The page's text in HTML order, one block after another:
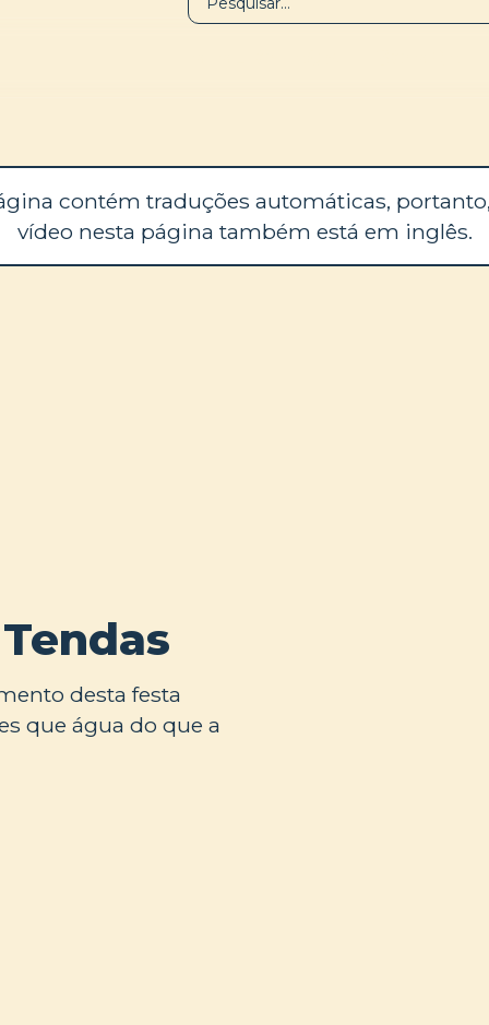
contém traduções automáticas,
vídeo nesta página também está em inglês.
desta festa
que água do que a